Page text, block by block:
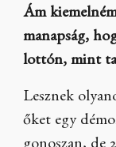
Ám
manapság,
lottón, mint
Lesznek
őket egy